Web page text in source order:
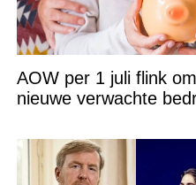
AOW per 1 juli flink
nieuwe verwachte